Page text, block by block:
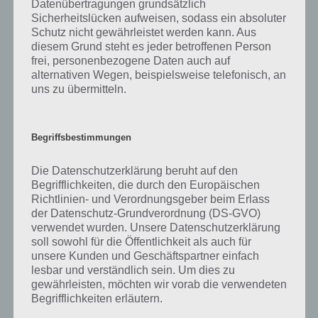
Ski Challenge 14 mit zahlreichen
Anpassungsmöglichkeiten und Spielmodi
Dabei könnt ihr eure Ski natürlich selbständig anpassen. Allerdings
gilt es einen Kompromiss zwischen Höchstgeschwindigkeit auf der
Geraden, in Kurven und die Wendigkeit zu finden. Ansonsten ist man
Am Ende gilt es in der App Ski Challenge 14 die schnellste Zeit zu
die Qualifiktion und ins Rennen.
Zwei Spielmodi sorgen für zusätzlichen Spielspaß. So gilt es im
Freeride abseits der Fahnen die schnellste Abfahrt zu finden,
während man im Zeitrennen die Tore treffen muss.
Ski Challenge 14 für iOS und Android
herunterladen
Datenübertragungen grundsätzlich
Sicherheitslücken aufweisen, sodass ein absoluter
Schutz nicht gewährleistet werden kann. Aus
diesem Grund steht es jeder betroffenen Person
frei, personenbezogene Daten auch auf
alternativen Wegen, beispielsweise telefonisch, an
uns zu übermitteln.
Begriffsbestimmungen
Die Datenschutzerklärung beruht auf den
Begrifflichkeiten, die durch den Europäischen
Richtlinien- und Verordnungsgeber beim Erlass
der Datenschutz-Grundverordnung (DS-GVO)
verwendet wurden. Unsere Datenschutzerklärung
soll sowohl für die Öffentlichkeit als auch für
unsere Kunden und Geschäftspartner einfach
lesbar und verständlich sein. Um dies zu
gewährleisten, möchten wir vorab die verwendeten
Begrifflichkeiten erläutern.